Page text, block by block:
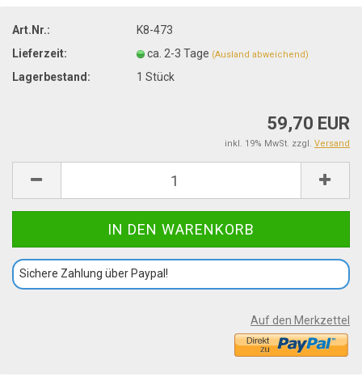
Art.Nr.:
K8-473
Lieferzeit:
ca. 2-3 Tage (Ausland abweichend)
Lagerbestand: 1Stück
59,70 EUR
inkl. 19% MwSt. zzgl. Versand
Sichere Zahlung über Paypal!
Auf den Merkzettel